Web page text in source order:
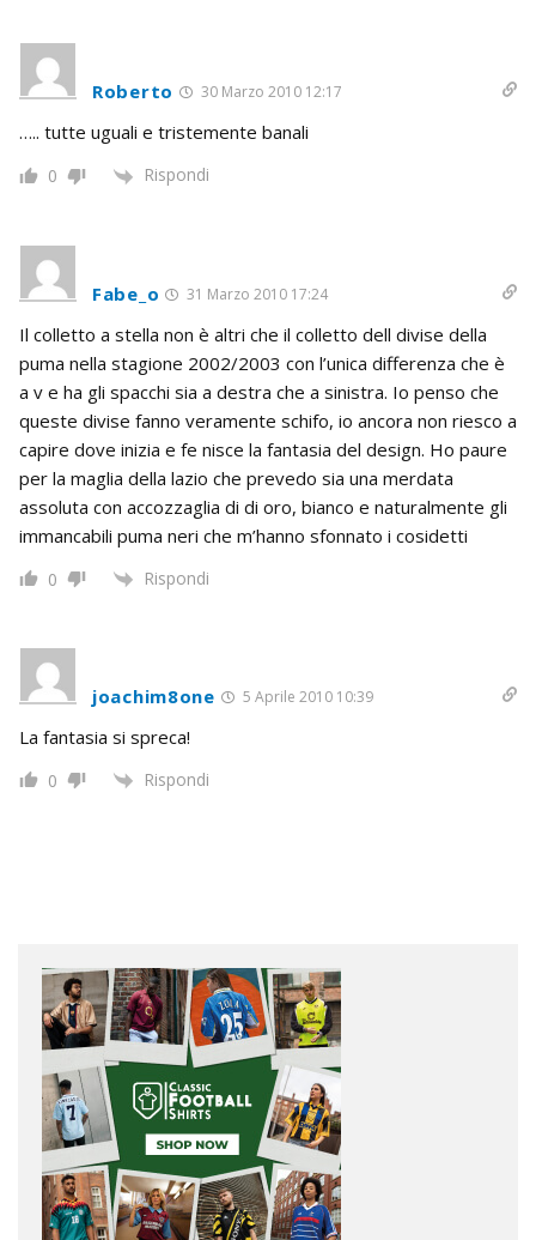
Roberto 30 Marzo 2010 12:17
….. tutte uguali e tristemente banali
0 Rispondi
Fabe_o 31 Marzo 2010 17:24
Il colletto a stella non è altri che il colletto dell divise della
puma nella stagione 2002/2003 con l’unica differenza che è
a v e ha gli spacchi sia a destra che a sinistra. Io penso che
queste divise fanno veramente schifo, io ancora non riesco a
capire dove inizia e fe nisce la fantasia del design. Ho paure
per la maglia della lazio che prevedo sia una merdata
assoluta con accozzaglia di di oro, bianco e naturalmente gli
immancabili puma neri che m’hanno sfonnato i cosidetti
0 Rispondi
joachim8one 5 Aprile 2010 10:39
La fantasia si spreca!
0 Rispondi